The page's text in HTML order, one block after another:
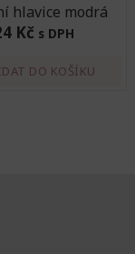
hlavice modrá
Kč s DPH
DO KOŠÍKU